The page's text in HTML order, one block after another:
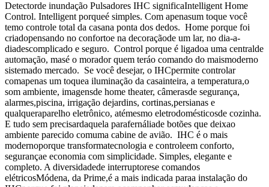
Detectorde inundação Pulsadores IHC significaIntelligent Home
Control. Intelligent porqueé simples. Com apenasum toque você
temo controle total da casana ponta dos dedos. Home porque foi
criadopensando no confortoe na decoraçãode um lar, no dia-a-
diadescomplicado e seguro. Control porque é ligadoa uma centralde
automação, masé o morador quem teráo comando do maismoderno
sistemado mercado. Se você desejar, o IHCpermite controlar
comapenas um toquea iluminação da casainteira, a temperatura,o
som ambiente, imagensde home theater, câmerasde segurança,
alarmes,piscina, irrigação dejardins, cortinas,persianas e
qualqueraparelho eletrônico, atémesmo eletrodomésticosde cozinha.
E tudo sem precisardaquela parafernáliade botões que deixao
ambiente parecido comuma cabine de avião. IHC é o mais
modernoporque transformatecnologia e controleem conforto,
segurançae economia com simplicidade. Simples, elegante e
completo. A diversidadede interruptorese comandos
elétricosMódena, da Prime,é a mais indicada paraa instalação do